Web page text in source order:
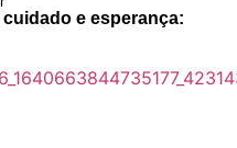
e esperança: